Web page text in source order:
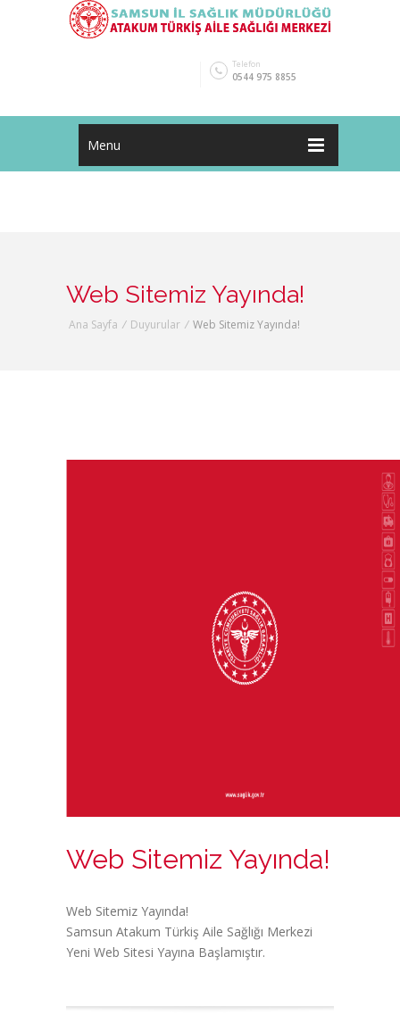
Telefon
0544 975 8855
Menu
Web Sitemiz Yayında!
Ana Sayfa / Duyurular / Web Sitemiz Yayında!
Web Sitemiz Yayında!
Web Sitemiz Yayında!
Samsun Atakum Türkiş Aile Sağlığı Merkezi
Yeni Web Sitesi Yayına Başlamıştır.